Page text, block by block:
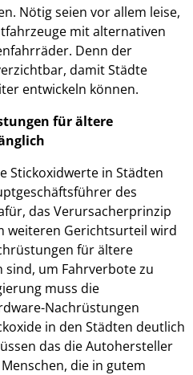
Nötig seien vor allem leise,
mit alternativen
Denn der
damit Städte
entwickeln können.
für ältere
Stickoxidwerte in Städten
des
das Verursacherprinzip
weiteren Gerichtsurteil wird
für ältere
um Fahrverbote zu
muss die
Nachrüstungen
in den Städten deutlich
das die Autohersteller
die in gutem